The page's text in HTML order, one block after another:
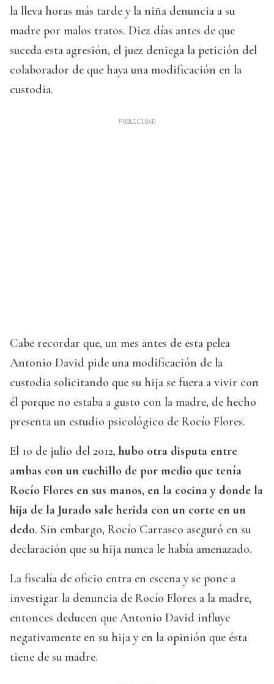
la lleva horas más tarde y la niña denuncia a su
madre por malos tratos. Diez días antes de que
suceda esta agresión, el juez deniega la petición del
colaborador de que haya una modificación en la
custodia.
Cabe recordar que, un mes antes de esta pelea
Antonio David pide una modificación de la
custodia solicitando que su hija se fuera a vivir con
él porque no estaba a gusto con la madre, de hecho
presenta un estudio psicológico de Rocío Flores.
El 10 de julio del 2012, hubo otra disputa entre
ambas con un cuchillo de por medio que tenía
Rocío Flores en sus manos, en la cocina y donde la
hija de la Jurado sale herida con un corte en un
dedo. Sin embargo, Rocío Carrasco aseguró en su
declaración que su hija nunca le había amenazado.
La fiscalía de oficio entra en escena y se pone a
investigar la denuncia de Rocío Flores a la madre,
entonces deducen que Antonio David influye
negativamente en su hija y en la opinión que ésta
tiene de su madre.